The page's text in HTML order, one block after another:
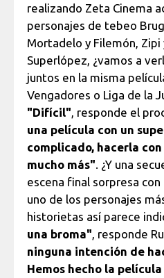
realizando Zeta Cinema
personajes de tebeo
Mortadelo y Filemón, Zipi
Superlópez, ¿vamos a
juntos en la misma
Vengadores o Liga de la
"Difícil" , responde el
una película con un
complicado, hacerla
mucho más" . ¿Y una
escena final sorpresa
uno de los personajes
historietas así parece
una broma" , responde
ninguna intención de
Hemos hecho la